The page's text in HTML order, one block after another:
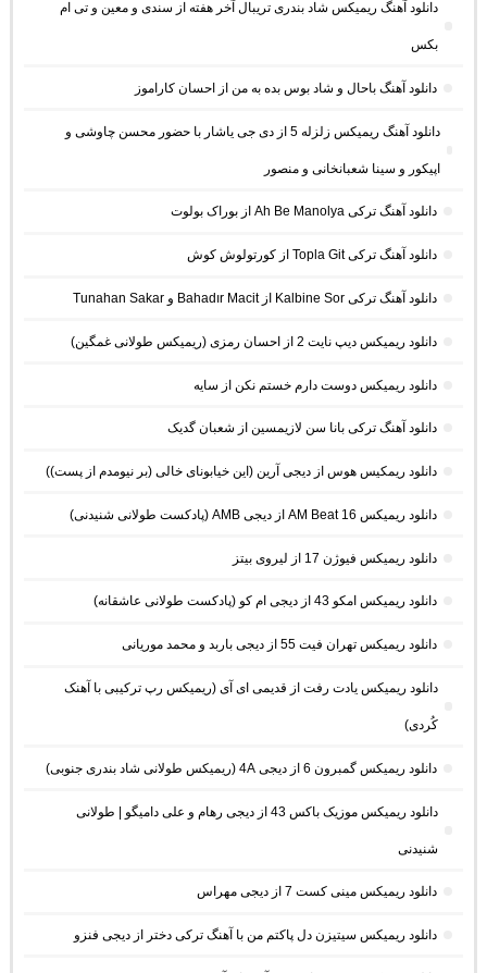
دانلود آهنگ ریمیکس شاد بندری تریبال آخر هفته از سندی و معین و تی ام
بکس
دانلود آهنگ باحال و شاد بوس بده به من از احسان کاراموز
دانلود آهنگ ریمیکس زلزله 5 از دی جی یاشار با حضور محسن چاوشی و
اپیکور و سینا شعبانخانی و منصور
دانلود آهنگ ترکی Ah Be Manolya از بوراک بولوت
دانلود آهنگ ترکی Topla Git از کورتولوش کوش
دانلود آهنگ ترکی Kalbine Sor از Bahadır Macit و Tunahan Sakar
دانلود ریمیکس دیپ نایت 2 از احسان رمزی (ریمیکس طولانی غمگین)
دانلود ریمیکس دوست دارم خستم نکن از سایه
دانلود آهنگ ترکی بانا سن لازیمسین از شعبان گدیک
دانلود ریمکیس هوس از دیجی آرین (این خیابونای خالی (بر نیومدم از پست))
دانلود ریمیکس AM Beat 16 از دیجی AMB (پادکست طولانی شنیدنی)
دانلود ریمیکس فیوژن 17 از لیروی بیتز
دانلود ریمیکس امکو 43 از دیجی ام کو (پادکست طولانی عاشقانه)
دانلود ریمیکس تهران فیت 55 از دیجی باربد و محمد موریانی
دانلود ریمیکس یادت رفت از قدیمی ای آی (ریمیکس رپ ترکیبی با آهنک
کُردی)
دانلود ریمیکس گمبرون 6 از دیجی 4A (ریمیکس طولانی شاد بندری جنوبی)
دانلود ریمیکس موزیک باکس 43 از دیجی رهام و علی دامیگو | طولانی
شنیدنی
دانلود ریمیکس مینی کست 7 از دیجی مهراس
دانلود ریمیکس سیتیزن دل پاکتم من با آهنگ ترکی دختر از دیجی فنزو